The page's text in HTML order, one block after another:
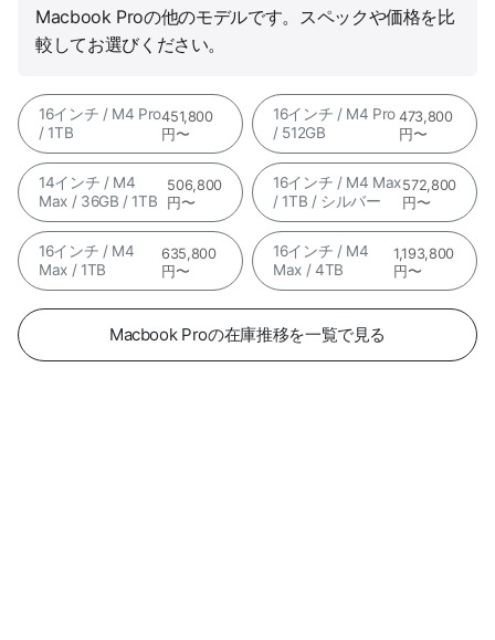
Macbook Proの他のモデルです。スペックや価格を比
較してお選びください。
16インチ / M4 Pro
/ 1TB
451,800
円〜
16インチ / M4 Pro
/ 512GB
473,800
円〜
14インチ / M4
Max / 36GB / 1TB
506,800
円〜
16インチ / M4 Max
/ 1TB / シルバー
572,800
円〜
16インチ / M4
Max / 1TB
635,800
円〜
16インチ / M4
Max / 4TB
1,193,800
円〜
Macbook Proの在庫推移を一覧で見る